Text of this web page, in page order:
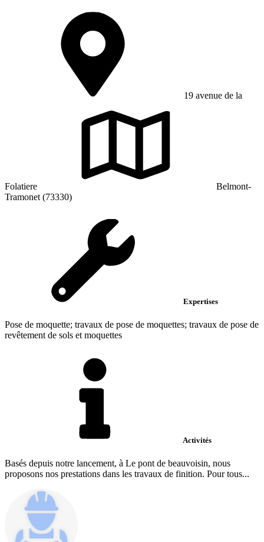
19 avenue de la
Folatiere
Belmont-
Tramonet (73330)
Expertises
Pose de moquette; travaux de pose de moquettes; travaux de pose de
revêtement de sols et moquettes
Activités
Basés depuis notre lancement, à Le pont de beauvoisin, nous
proposons nos prestations dans les travaux de finition. Pour tous...